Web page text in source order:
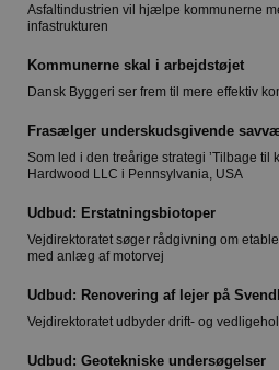
Asfaltindustrien vil hjælpe kommunerne
infastrukturen
Kommunerne skal i arbejdstøjet
Dansk Byggeri ser frem til mere effektiv
Frasælger underskudsgivende
Som led i den treårige strategi ’Tilbage
Hardwood LLC i Pennsylvania, USA
Udbud: Erstatningsbiotoper
Vejdirektoratet søger rådgivning om
med anlæg af motorvej
Udbud: Renovering af lejer på
Vejdirektoratet udbyder drift- og
Udbud: Geotekniske undersøgelser